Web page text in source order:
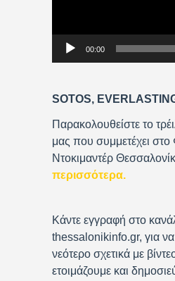
P
e
r
00:00
SOTOS,
Παρακολουθείστε το
μας που συμμετέχει στο
Ντοκιμαντέρ
περισσότερα.
Κάντε εγγραφή στο
thessalonikinfo.gr, για να
νεότερο σχετικά με
ετοιμάζουμε και